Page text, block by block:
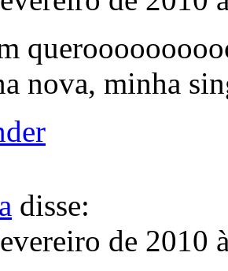
nova, minha
disse:
de 2010